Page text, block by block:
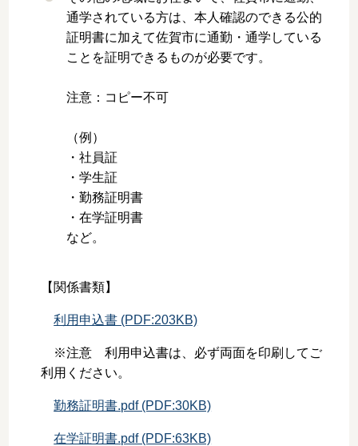
通学されている方は、本人確認のできる公的
証明書に加えて佐賀市に通勤・通学している
ことを証明できるものが必要です。
注意：コピー不可
（例）
・社員証
・学生証
・勤務証明書
・在学証明書
など。
【関係書類】
利用申込書 (PDF:203KB)
※注意 利用申込書は、必ず両面を印刷してご
利用ください。
勤務証明書.pdf (PDF:30KB)
在学証明書.pdf (PDF:63KB)